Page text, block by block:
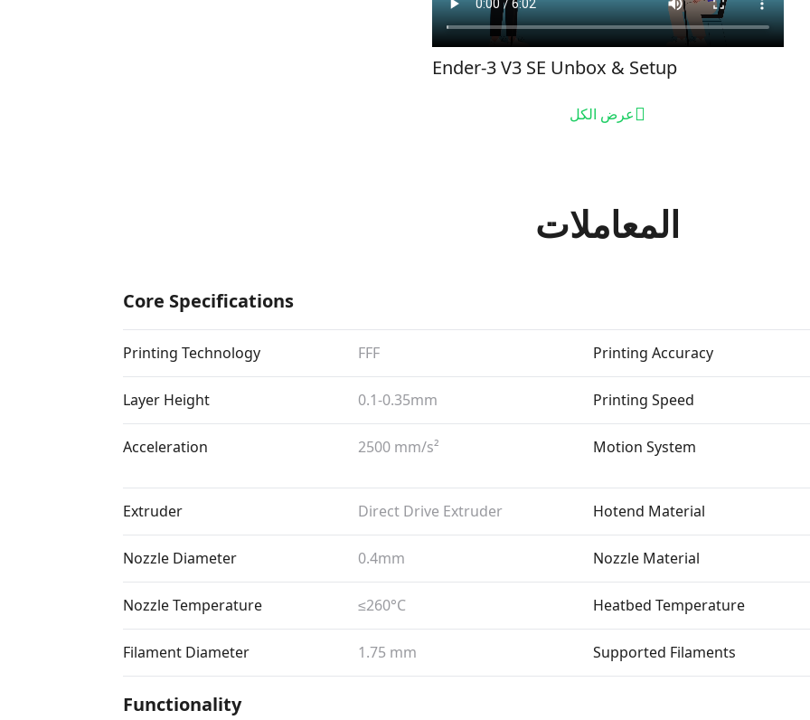
Ender-3 V3 SE Unbox & Setup
عرض الكل
المعاملات
Core Specifications
Printing Technology FFF Printing Accuracy
Layer Height 0.1-0.35mm Printing Speed
Acceleration 2500 mm/​s² Motion System
Extruder Direct Drive Extruder Hotend Material
Nozzle Diameter 0.4mm Nozzle Material
Nozzle Temperature ≤260°C Heatbed Temperature
Filament Diameter 1.75 mm Supported Filaments
Functionality